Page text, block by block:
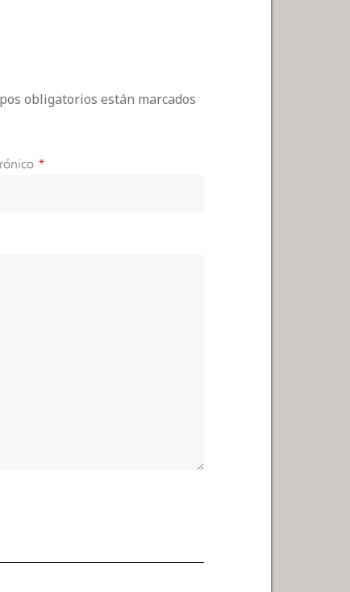
obligatorios están marcados
*